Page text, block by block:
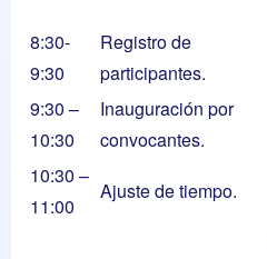
8:30-
9:30
Registro de
participantes.
9:30 –
10:30
Inauguración por
convocantes.
10:30 –
11:00
Ajuste de tiempo.